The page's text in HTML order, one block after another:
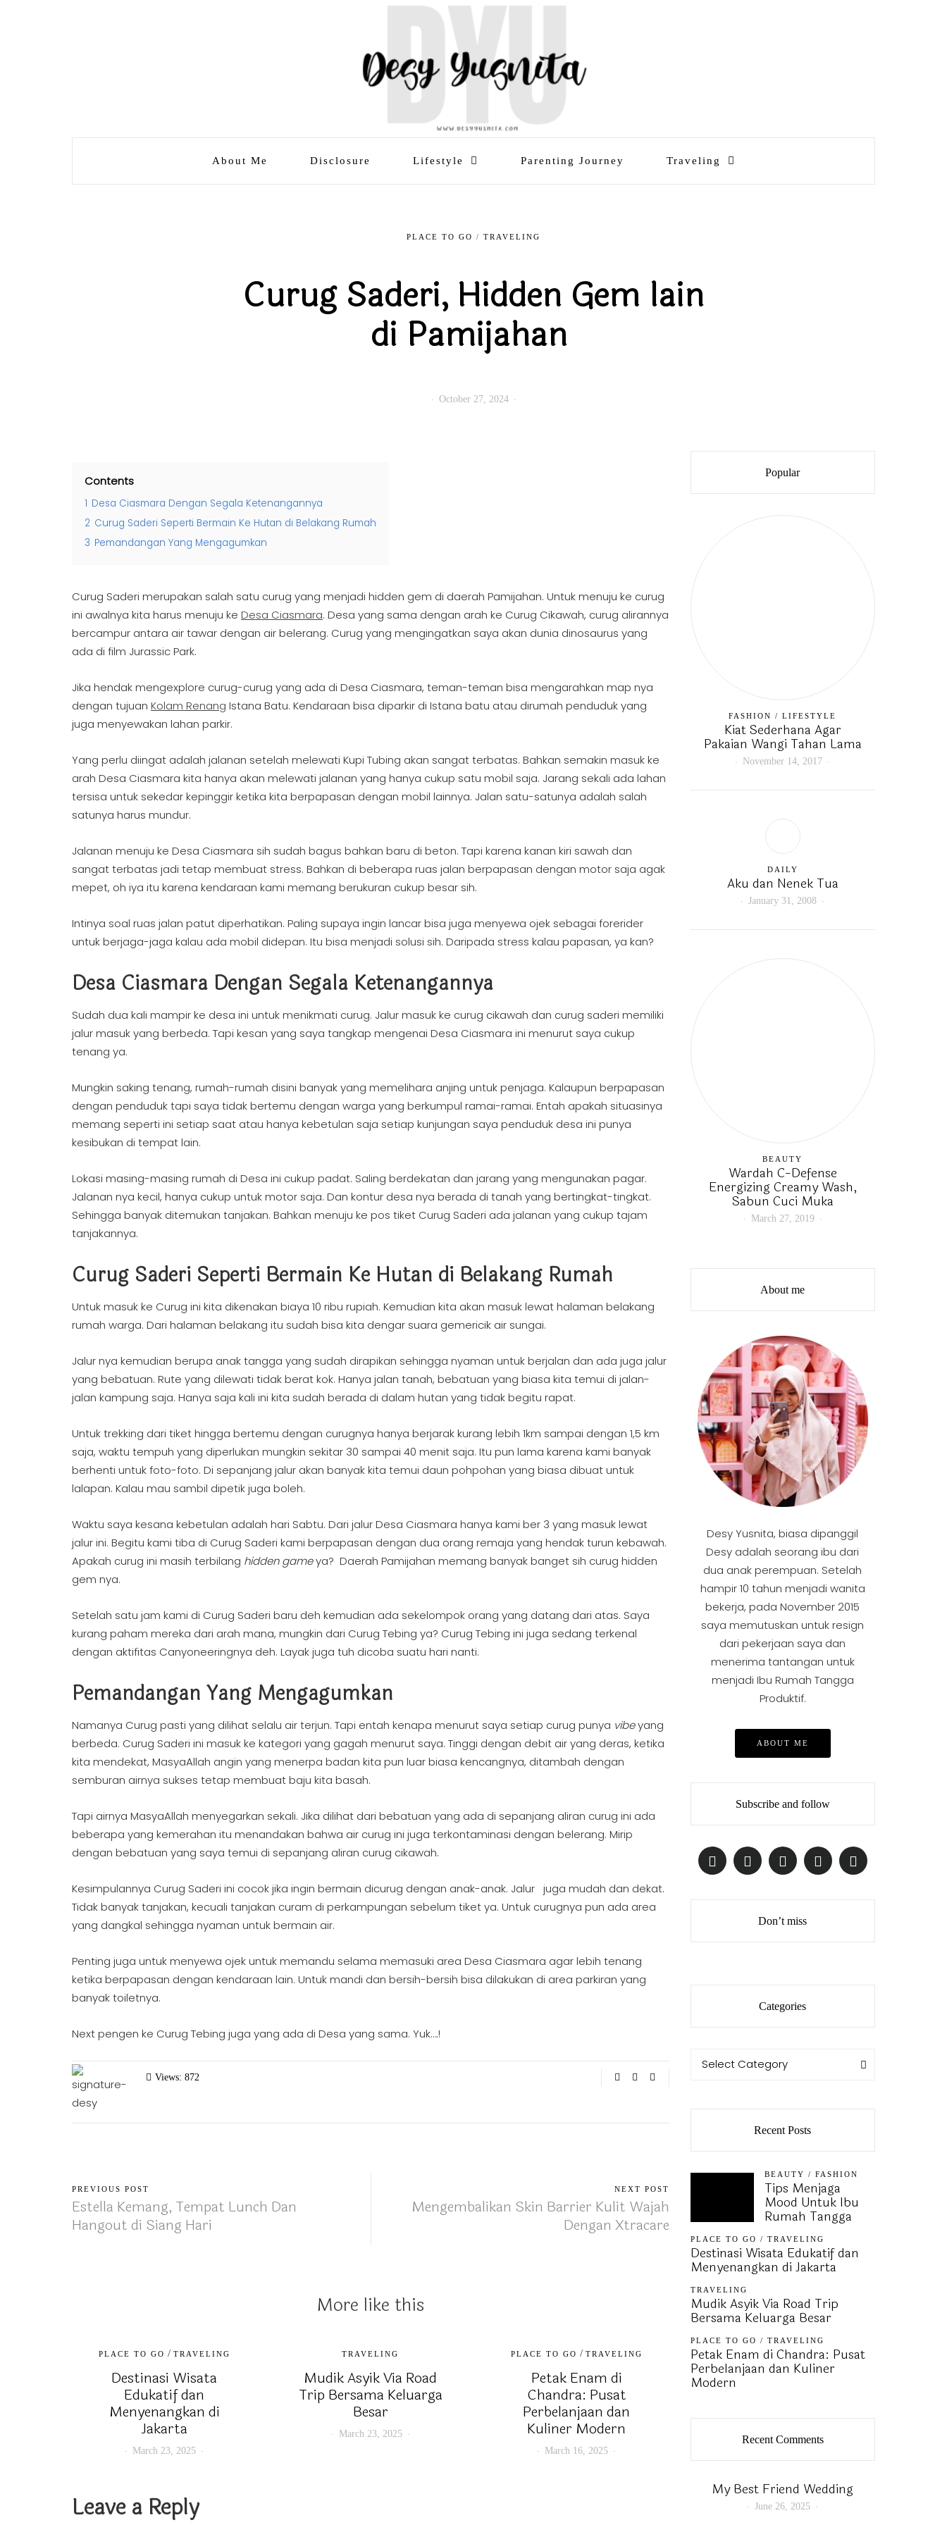
About Me Disclosure Lifestyle Parenting Journey Traveling
PLACE TO GO / TRAVELING
Curug Saderi, Hidden Gem lain
di Pamijahan
October 27, 2024
Contents
1 Desa Ciasmara Dengan Segala Ketenangannya
2 Curug Saderi Seperti Bermain Ke Hutan di Belakang Rumah
3 Pemandangan Yang Mengagumkan
Curug Saderi merupakan salah satu curug yang menjadi hidden gem di daerah Pamijahan. Untuk menuju ke curug
ini awalnya kita harus menuju ke Desa Ciasmara. Desa yang sama dengan arah ke Curug Cikawah, curug alirannya
bercampur antara air tawar dengan air belerang. Curug yang mengingatkan saya akan dunia dinosaurus yang
ada di film Jurassic Park.
Jika hendak mengexplore curug-curug yang ada di Desa Ciasmara, teman-teman bisa mengarahkan map nya
dengan tujuan Kolam Renang Istana Batu. Kendaraan bisa diparkir di Istana batu atau dirumah penduduk yang
juga menyewakan lahan parkir.
Yang perlu diingat adalah jalanan setelah melewati Kupi Tubing akan sangat terbatas. Bahkan semakin masuk ke
arah Desa Ciasmara kita hanya akan melewati jalanan yang hanya cukup satu mobil saja. Jarang sekali ada lahan
tersisa untuk sekedar kepinggir ketika kita berpapasan dengan mobil lainnya. Jalan satu-satunya adalah salah
satunya harus mundur.
Jalanan menuju ke Desa Ciasmara sih sudah bagus bahkan baru di beton. Tapi karena kanan kiri sawah dan
sangat terbatas jadi tetap membuat stress. Bahkan di beberapa ruas jalan berpapasan dengan motor saja agak
mepet, oh iya itu karena kendaraan kami memang berukuran cukup besar sih.
Intinya soal ruas jalan patut diperhatikan. Paling supaya ingin lancar bisa juga menyewa ojek sebagai forerider
untuk berjaga-jaga kalau ada mobil didepan. Itu bisa menjadi solusi sih. Daripada stress kalau papasan, ya kan?
Desa Ciasmara Dengan Segala Ketenangannya
Sudah dua kali mampir ke desa ini untuk menikmati curug. Jalur masuk ke curug cikawah dan curug saderi memiliki
jalur masuk yang berbeda. Tapi kesan yang saya tangkap mengenai Desa Ciasmara ini menurut saya cukup
tenang ya.
Mungkin saking tenang, rumah-rumah disini banyak yang memelihara anjing untuk penjaga. Kalaupun berpapasan
dengan penduduk tapi saya tidak bertemu dengan warga yang berkumpul ramai-ramai. Entah apakah situasinya
memang seperti ini setiap saat atau hanya kebetulan saja setiap kunjungan saya penduduk desa ini punya
kesibukan di tempat lain.
Lokasi masing-masing rumah di Desa ini cukup padat. Saling berdekatan dan jarang yang mengunakan pagar.
Jalanan nya kecil, hanya cukup untuk motor saja. Dan kontur desa nya berada di tanah yang bertingkat-tingkat.
Sehingga banyak ditemukan tanjakan. Bahkan menuju ke pos tiket Curug Saderi ada jalanan yang cukup tajam
tanjakannya.
Curug Saderi Seperti Bermain Ke Hutan di Belakang Rumah
Untuk masuk ke Curug ini kita dikenakan biaya 10 ribu rupiah. Kemudian kita akan masuk lewat halaman belakang
rumah warga. Dari halaman belakang itu sudah bisa kita dengar suara gemericik air sungai.
Jalur nya kemudian berupa anak tangga yang sudah dirapikan sehingga nyaman untuk berjalan dan ada juga jalur
yang bebatuan. Rute yang dilewati tidak berat kok. Hanya jalan tanah, bebatuan yang biasa kita temui di jalan-
jalan kampung saja. Hanya saja kali ini kita sudah berada di dalam hutan yang tidak begitu rapat.
Untuk trekking dari tiket hingga bertemu dengan curugnya hanya berjarak kurang lebih 1km sampai dengan 1,5 km
saja, waktu tempuh yang diperlukan mungkin sekitar 30 sampai 40 menit saja. Itu pun lama karena kami banyak
berhenti untuk foto-foto. Di sepanjang jalur akan banyak kita temui daun pohpohan yang biasa dibuat untuk
lalapan. Kalau mau sambil dipetik juga boleh.
Waktu saya kesana kebetulan adalah hari Sabtu. Dari jalur Desa Ciasmara hanya kami ber 3 yang masuk lewat
jalur ini. Begitu kami tiba di Curug Saderi kami berpapasan dengan dua orang remaja yang hendak turun kebawah.
Apakah curug ini masih terbilang hidden gameya? Daerah Pamijahan memang banyak banget sih curug hidden
gem nya.
Setelah satu jam kami di Curug Saderi baru deh kemudian ada sekelompok orang yang datang dari atas. Saya
kurang paham mereka dari arah mana, mungkin dari Curug Tebing ya? Curug Tebing ini juga sedang terkenal
dengan aktifitas Canyoneeringnya deh. Layak juga tuh dicoba suatu hari nanti.
Pemandangan Yang Mengagumkan
Namanya Curug pasti yang dilihat selalu air terjun. Tapi entah kenapa menurut saya setiap curug punya vibeyang
berbeda. Curug Saderi ini masuk ke kategori yang gagah menurut saya. Tinggi dengan debit air yang deras, ketika
kita mendekat, MasyaAllah angin yang menerpa badan kita pun luar biasa kencangnya, ditambah dengan
semburan airnya sukses tetap membuat baju kita basah.
Tapi airnya MasyaAllah menyegarkan sekali. Jika dilihat dari bebatuan yang ada di sepanjang aliran curug ini ada
beberapa yang kemerahan itu menandakan bahwa air curug ini juga terkontaminasi dengan belerang. Mirip
dengan bebatuan yang saya temui di sepanjang aliran curug cikawah.
Kesimpulannya Curug Saderi ini cocok jika ingin bermain dicurug dengan anak-anak. Jalur juga mudah dan dekat.
Tidak banyak tanjakan, kecuali tanjakan curam di perkampungan sebelum tiket ya. Untuk curugnya pun ada area
yang dangkal sehingga nyaman untuk bermain air.
Penting juga untuk menyewa ojek untuk memandu selama memasuki area Desa Ciasmara agar lebih tenang
ketika berpapasan dengan kendaraan lain. Untuk mandi dan bersih-bersih bisa dilakukan di area parkiran yang
banyak toiletnya.
Next pengen ke Curug Tebing juga yang ada di Desa yang sama. Yuk….!
Views: 872
PREVIOUS POST
Estella Kemang, Tempat Lunch Dan
Hangout di Siang Hari
NEXT POST
Mengembalikan Skin Barrier Kulit Wajah
Dengan Xtracare
More like this
PLACE TO GO / TRAVELING
Destinasi Wisata
Edukatif dan
Menyenangkan di
Jakarta
March 23, 2025
TRAVELING
Mudik Asyik Via Road
Trip Bersama Keluarga
Besar
March 23, 2025
PLACE TO GO / TRAVELING
Petak Enam di
Chandra: Pusat
Perbelanjaan dan
Kuliner Modern
March 16, 2025
Leave a Reply
Popular
FASHION /LIFESTYLE
Kiat Sederhana Agar
Pakaian Wangi Tahan Lama
November 14, 2017
DAILY
Aku dan Nenek Tua
January 31, 2008
BEAUTY
Wardah C-Defense
Energizing Creamy Wash,
Sabun Cuci Muka
March 27, 2019
About me
Desy Yusnita, biasa dipanggil
Desy adalah seorang ibu dari
dua anak perempuan. Setelah
hampir 10 tahun menjadi wanita
bekerja, pada November 2015
saya memutuskan untuk resign
dari pekerjaan saya dan
menerima tantangan untuk
menjadi Ibu Rumah Tangga
Produktif.
ABOUT ME
Subscribe and follow
Don’t miss
Categories
Categories
Select Category
Categories
Recent Posts
BEAUTY / FASHION
Tips Menjaga
Mood Untuk Ibu
Rumah Tangga
PLACE TO GO / TRAVELING
Destinasi Wisata Edukatif dan
Menyenangkan di Jakarta
TRAVELING
Mudik Asyik Via Road Trip
Bersama Keluarga Besar
PLACE TO GO / TRAVELING
Petak Enam di Chandra: Pusat
Perbelanjaan dan Kuliner
Modern
Recent Comments
My Best Friend Wedding
June 26, 2025